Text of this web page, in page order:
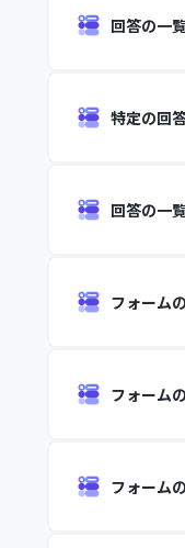
回答の一
特定の回
回答の一
フォーム
フォーム
フォーム